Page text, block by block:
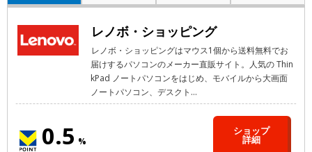
レノボ・ショッピング
レノボ・ショッピングはマウス1個から送料無料でお
届けするパソコンのメーカー直販サイト。人気の Thin
kPad ノートパソコンをはじめ、モバイルから大画面
ノートパソコン、デスクト...
0.5 %
ショップ
詳細